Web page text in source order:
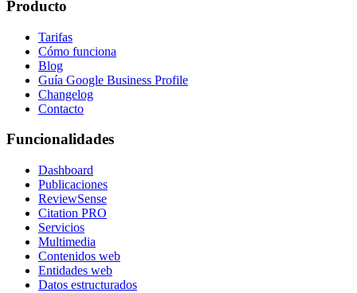
Producto
Tarifas
Cómo funciona
Blog
Guía Google Business Profile
Changelog
Contacto
Funcionalidades
Dashboard
Publicaciones
ReviewSense
Citation PRO
Servicios
Multimedia
Contenidos web
Entidades web
Datos estructurados